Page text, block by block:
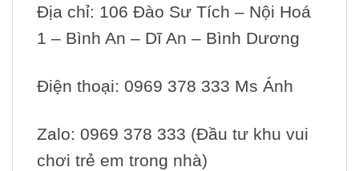
Địa chỉ: 106 Đào Sư Tích – Nội Hoá
1 – Bình An – Dĩ An – Bình Dương
Điện thoại: 0969 378 333 Ms Ánh
Zalo: 0969 378 333 (Đầu tư khu vui
chơi trẻ em trong nhà)